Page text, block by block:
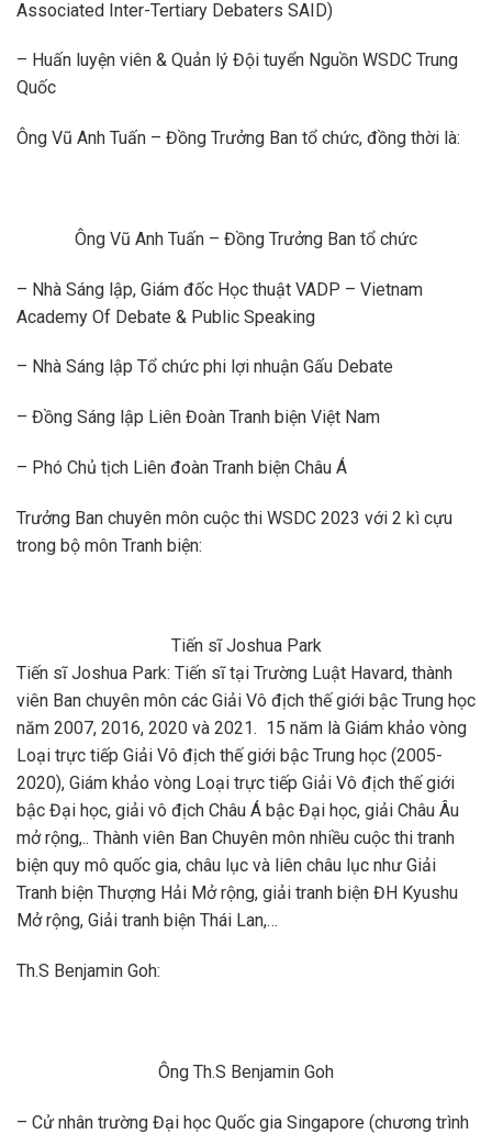
Associated Inter-Tertiary Debaters SAID)
– Huấn luyện viên & Quản lý Đội tuyển Nguồn WSDC Trung
Quốc
Ông Vũ Anh Tuấn – Đồng Trưởng Ban tổ chức, đồng thời là:
Ông Vũ Anh Tuấn – Đồng Trưởng Ban tổ chức
– Nhà Sáng lập, Giám đốc Học thuật VADP – Vietnam
Academy Of Debate & Public Speaking
– Nhà Sáng lập Tổ chức phi lợi nhuận Gấu Debate
– Đồng Sáng lập Liên Đoàn Tranh biện Việt Nam
– Phó Chủ tịch Liên đoàn Tranh biện Châu Á
Trưởng Ban chuyên môn cuộc thi WSDC 2023 với 2 kì cựu
trong bộ môn Tranh biện:
Tiến sĩ Joshua Park
Tiến sĩ Joshua Park: Tiến sĩ tại Trường Luật Havard, thành
viên Ban chuyên môn các Giải Vô địch thế giới bậc Trung học
năm 2007, 2016, 2020 và 2021. 15 năm là Giám khảo vòng
Loại trực tiếp Giải Vô địch thế giới bậc Trung học (2005-
2020), Giám khảo vòng Loại trực tiếp Giải Vô địch thế giới
bậc Đại học, giải vô địch Châu Á bậc Đại học, giải Châu Âu
mở rộng,.. Thành viên Ban Chuyên môn nhiều cuộc thi tranh
biện quy mô quốc gia, châu lục và liên châu lục như Giải
Tranh biện Thượng Hải Mở rộng, giải tranh biện ĐH Kyushu
Mở rộng, Giải tranh biện Thái Lan,…
Th.S Benjamin Goh:
Ông Th.S Benjamin Goh
– Cử nhân trường Đại học Quốc gia Singapore (chương trình